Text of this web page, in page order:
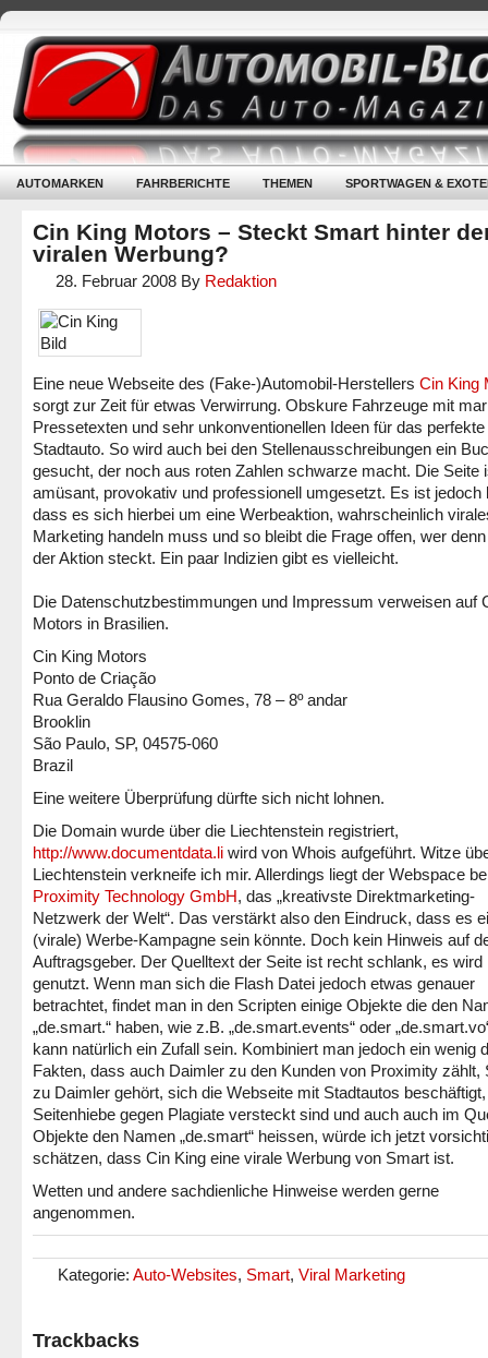
AUTOMARKEN FAHRBERICHTE THEMEN SPORTWAGEN &
Cin King Motors – Steckt Smart hinter
viralen Werbung?
28. Februar 2008 By Redaktion
Eine neue Webseite des (Fake-)Automobil-Herstellers Cin King
sorgt zur Zeit für etwas Verwirrung. Obskure Fahrzeuge mit
Pressetexten und sehr unkonventionellen Ideen für das perfekte
Stadtauto. So wird auch bei den Stellenausschreibungen ein
gesucht, der noch aus roten Zahlen schwarze macht. Die Seite
amüsant, provokativ und professionell umgesetzt. Es ist jedoch
dass es sich hierbei um eine Werbeaktion, wahrscheinlich
Marketing handeln muss und so bleibt die Frage offen, wer
der Aktion steckt. Ein paar Indizien gibt es vielleicht.
Die Datenschutzbestimmungen und Impressum verweisen auf
Motors in Brasilien.
Cin King Motors
Ponto de Criação
Rua Geraldo Flausino Gomes, 78 – 8º andar
Brooklin
São Paulo, SP, 04575-060
Brazil
Eine weitere Überprüfung dürfte sich nicht lohnen.
Die Domain wurde über die Liechtenstein registriert,
http://www.documentdata.li wird von Whois aufgeführt. Witze
Liechtenstein verkneife ich mir. Allerdings liegt der Webspace
Proximity Technology GmbH, das „kreativste Direktmarketing-
Netzwerk der Welt“. Das verstärkt also den Eindruck, dass es
(virale) Werbe-Kampagne sein könnte. Doch kein Hinweis auf
Auftragsgeber. Der Quelltext der Seite ist recht schlank, es wird
genutzt. Wenn man sich die Flash Datei jedoch etwas genauer
betrachtet, findet man in den Scripten einige Objekte die den
„de.smart.“ haben, wie z.B. „de.smart.events“ oder
kann natürlich ein Zufall sein. Kombiniert man jedoch ein wenig
Fakten, dass auch Daimler zu den Kunden von Proximity zählt,
zu Daimler gehört, sich die Webseite mit Stadtautos
Seitenhiebe gegen Plagiate versteckt sind und auch auch im
Objekte den Namen „de.smart“ heissen, würde ich jetzt
schätzen, dass Cin King eine virale Werbung von Smart ist.
Wetten und andere sachdienliche Hinweise werden gerne
angenommen.
Kategorie: Auto-Websites, Smart, Viral Marketing
Trackbacks